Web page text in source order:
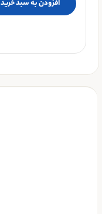
افزودن به سبد خرید